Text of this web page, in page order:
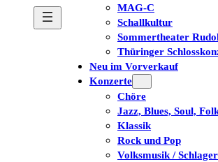
MAG-C
Schallkultur
Sommertheater
Thüringer
Neu im Vorverkauf
Konzerte
Chöre
Jazz, Blues, Soul,
Klassik
Rock und Pop
Volksmusik / Schlager